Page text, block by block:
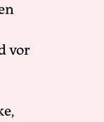
vor